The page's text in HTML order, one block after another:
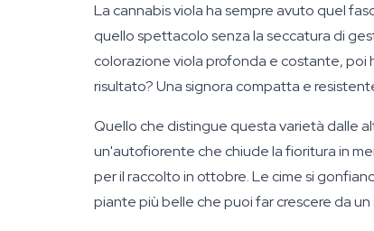
La cannabis viola ha sempre avuto quel
quello spettacolo senza la seccatura di
colorazione viola profonda e costante, poi
risultato? Una signora compatta e
Quello che distingue questa varietà dalle
un'autofiorente che chiude la fioritura in
per il raccolto in ottobre. Le cime si
piante più belle che puoi far crescere da un